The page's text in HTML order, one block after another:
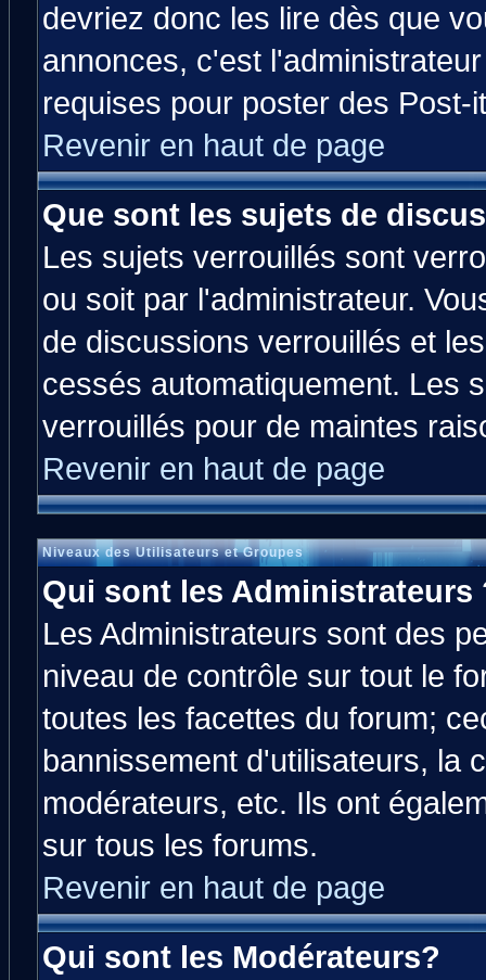
devriez donc les lire dès que
annonces, c'est
requises pour poster des Post-
Revenir en haut de page
Que sont les sujets de
Les sujets verrouillés sont
ou soit par l'administrateur.
de discussions verrouillés et
cessés automatiquement. Les
verrouillés pour de maintes
Revenir en haut de page
Niveaux des Utilisateurs et Groupes
Qui sont les Administrateurs
Les Administrateurs sont des
niveau de contrôle sur tout le
toutes les facettes du forum;
bannissement d'utilisateurs, la
modérateurs, etc. Ils ont
sur tous les forums.
Revenir en haut de page
Qui sont les Modérateurs?